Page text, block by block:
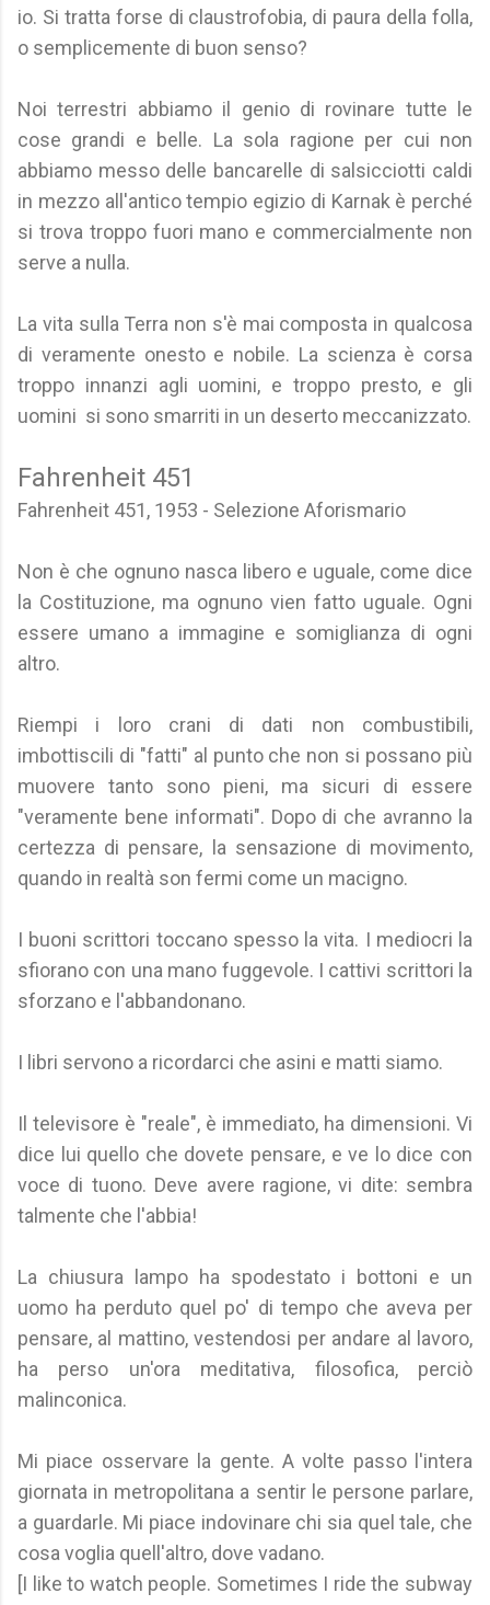
io. Si tratta forse di claustrofobia, di paura della folla,
o semplicemente di buon senso?
Noi terrestri abbiamo il genio di rovinare tutte le
cose grandi e belle. La sola ragione per cui non
abbiamo messo delle bancarelle di salsicciotti caldi
in mezzo all'antico tempio egizio di Karnak è perché
si trova troppo fuori mano e commercialmente non
serve a nulla.
La vita sulla Terra non s'è mai composta in qualcosa
di veramente onesto e nobile. La scienza è corsa
troppo innanzi agli uomini, e troppo presto, e gli
uomini si sono smarriti in un deserto meccanizzato.
Fahrenheit 451
Fahrenheit 451, 1953 - Selezione Aforismario
Non è che ognuno nasca libero e uguale, come dice
la Costituzione, ma ognuno vien fatto uguale. Ogni
essere umano a immagine e somiglianza di ogni
altro.
Riempi i loro crani di dati non combustibili,
imbottiscili di "fatti" al punto che non si possano più
muovere tanto sono pieni, ma sicuri di essere
"veramente bene informati". Dopo di che avranno la
certezza di pensare, la sensazione di movimento,
quando in realtà son fermi come un macigno.
I buoni scrittori toccano spesso la vita. I mediocri la
sfiorano con una mano fuggevole. I cattivi scrittori la
sforzano e l'abbandonano.
I libri servono a ricordarci che asini e matti siamo.
Il televisore è "reale", è immediato, ha dimensioni. Vi
dice lui quello che dovete pensare, e ve lo dice con
voce di tuono. Deve avere ragione, vi dite: sembra
talmente che l'abbia!
La chiusura lampo ha spodestato i bottoni e un
uomo ha perduto quel po' di tempo che aveva per
pensare, al mattino, vestendosi per andare al lavoro,
ha perso un'ora meditativa, filosofica, perciò
malinconica.
Mi piace osservare la gente. A volte passo l'intera
giornata in metropolitana a sentir le persone parlare,
a guardarle. Mi piace indovinare chi sia quel tale, che
cosa voglia quell'altro, dove vadano.
[I like to watch people. Sometimes I ride the subway